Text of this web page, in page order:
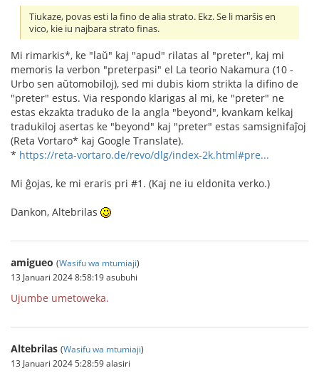
Tiukaze, povas esti la fino de alia strato. Ekz. Se li marŝis en
vico, kie iu najbara strato finas.
Mi rimarkis*, ke "laŭ" kaj "apud" rilatas al "preter", kaj mi
memoris la verbon "preterpasi" el La teorio Nakamura (10 -
Urbo sen aŭtomobiloj), sed mi dubis kiom strikta la difino de
"preter" estus. Via respondo klarigas al mi, ke "preter" ne
estas ekzakta traduko de la angla "beyond", kvankam kelkaj
tradukiloj asertas ke "beyond" kaj "preter" estas samsignifaĵoj
(Reta Vortaro* kaj Google Translate).
* https://reta-vortaro.de/revo/dlg/index-2k.html#pre...
Mi ĝojas, ke mi eraris pri #1. (Kaj ne iu eldonita verko.)
Dankon, Altebrilas
amigueo (Wasifu wa mtumiaji)
13 Januari 2024 8:58:19 asubuhi
Ujumbe umetoweka.
Altebrilas (Wasifu wa mtumiaji)
13 Januari 2024 5:28:59 alasiri